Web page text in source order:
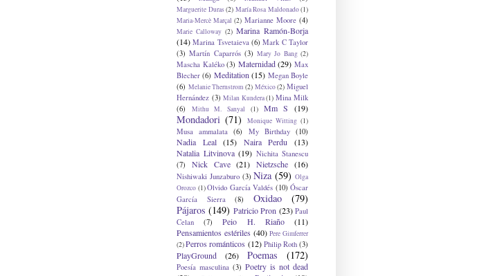
Marguerite Duras(2) María Rosa Maldonado(1)
Maria-Mercè Marçal (2) Marianne Moore (4)
Marie Calloway (2) Marina Ramón-Borja
(14) Marina Tsvetaieva (6) Mark C Taylor
(3) Martín Caparrós (3) Mary Jo Bang (2)
Mascha Kaléko (3) Maternidad (29) Max
Blecher (6) Meditation (15) Megan Boyle
(6) Melanie Thernstrom (2) México (2) Miguel
Hernández (3) Milan Kundera(1) Mina Milk
(6)
Mithu M. Sanyal (1) Mm S (19)
Mondadori (71) Monique Witting (1)
Musa ammalata (6) My Birthday (10)
Nadia Leal (15) Naira Perdu
(13)
Natalia Litvinova (19) Nichita Stanescu
(7)
Nick Cave (21) Nietzsche (16)
Nishiwaki Junzaburo (3) Niza (59) Olga
Orozco (1)Olvido García Valdés (10) Óscar
García Sierra
(8) Oxidao
(79)
Pájaros (149) Patricio Pron (23) Paul
Celan
(7) Peio H. Riaño
(11)
Pensamientos estériles (40) Pere Gimferrer
(2)Perros románticos (12) Philip Roth (3)
PlayGround (26) Poemas (172)
Poesía masculina (3) Poetry is not dead